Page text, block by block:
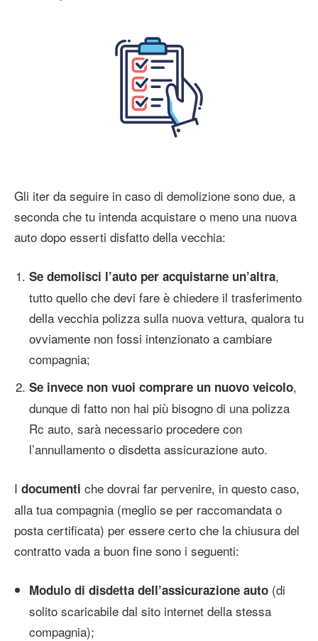
Gli iter da seguire in caso di demolizione sono due, a
seconda che tu intenda acquistare o meno una nuova
auto dopo esserti disfatto della vecchia:
Se demolisci l’auto per acquistarne un’altra,
tutto quello che devi fare è chiedere il trasferimento
della vecchia polizza sulla nuova vettura, qualora tu
ovviamente non fossi intenzionato a cambiare
compagnia;
Se invece non vuoi comprare un nuovo veicolo,
dunque di fatto non hai più bisogno di una polizza
Rc auto, sarà necessario procedere con
l’annullamento o disdetta assicurazione auto.
I documenti che dovrai far pervenire, in questo caso,
alla tua compagnia (meglio se per raccomandata o
posta certificata) per essere certo che la chiusura del
contratto vada a buon fine sono i seguenti:
Modulo di disdetta dell’assicurazione auto (di
solito scaricabile dal sito internet della stessa
compagnia);